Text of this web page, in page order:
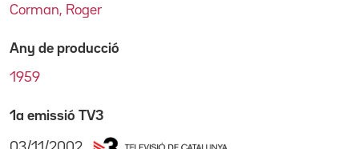
Corman, Roger
Any de producció
1959
1a emissió TV3